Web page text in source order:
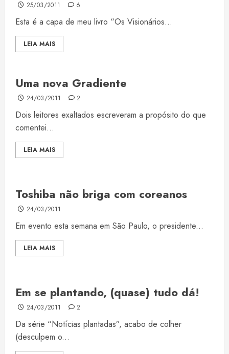
25/03/2011 6
Esta é a capa de meu livro “Os Visionários...
LEIA MAIS
Uma nova Gradiente
24/03/2011 2
Dois leitores exaltados escreveram a propósito do que
comentei...
LEIA MAIS
Toshiba não briga com coreanos
24/03/2011
Em evento esta semana em São Paulo, o presidente...
LEIA MAIS
Em se plantando, (quase) tudo dá!
24/03/2011 2
Da série “Notícias plantadas”, acabo de colher
(desculpem o...